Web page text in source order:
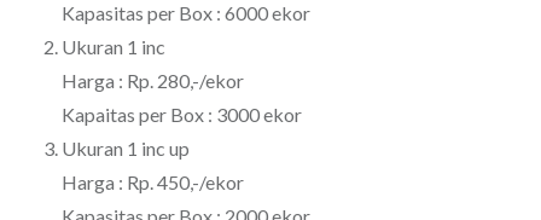
Kapasitas per Box : 6000 ekor
2. Ukuran 1 inc
Harga : Rp. 280,-/ekor
Kapaitas per Box : 3000 ekor
3. Ukuran 1 inc up
Harga : Rp. 450,-/ekor